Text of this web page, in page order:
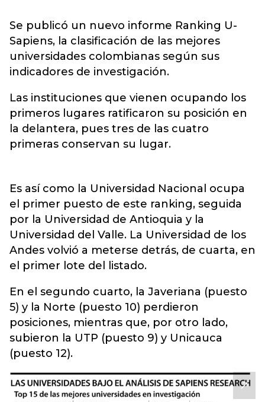
Se publicó un nuevo informe Ranking U-
Sapiens, la clasificación de las mejores
universidades colombianas según sus
indicadores de investigación.
Las instituciones que vienen ocupando los
primeros lugares ratificaron su posición en
la delantera, pues tres de las cuatro
primeras conservan su lugar.
Es así como la Universidad Nacional ocupa
el primer puesto de este ranking, seguida
por la Universidad de Antioquia y la
Universidad del Valle. La Universidad de los
Andes volvió a meterse detrás, de cuarta, en
el primer lote del listado.
En el segundo cuarto, la Javeriana (puesto
5) y la Norte (puesto 10) perdieron
posiciones, mientras que, por otro lado,
subieron la UTP (puesto 9) y Unicauca
(puesto 12).